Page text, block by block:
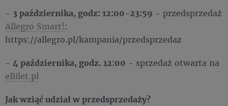
- 3 października, godz: 12:00-23:59 - przedsprzedaż
Allegro Smart!:
https://allegro.pl/kampania/przedsprzedaz
- 4 października, godz. 12:00 - sprzedaż otwarta na
eBilet.pl
Jak wziąć udział w przedsprzedaży?